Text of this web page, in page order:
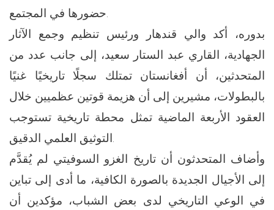
حضورها في المجتمع.
بدوره، أكد والي قندهار ورئيس تنظيم وجمع الآثار
الجهادية، القاري عبد الستار سعيد، إلى جانب عدد من
المتحدثين، أن أفغانستان تمتلك سجلًا تاريخيًا غنيًا
بالبطولات، مشيرين إلى أن هزيمة قوتين عظميين خلال
العقود الأربعة الماضية تمثل محطة تاريخية تستوجب
التوثيق العلمي الدقيق.
وأضاف المتحدثون أن تاريخ الغزو السوفيتي لم يُقدَّم
إلى الأجيال الجديدة بالصورة الكافية، ما أدى إلى تباين
في الوعي التاريخي لدى بعض الشباب، مؤكدين أن